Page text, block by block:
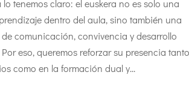
tenemos claro: el euskera no es solo una
dentro del aula, sino también una
comunicación, convivencia y desarrollo
eso, queremos reforzar su presencia tanto
como en la formación dual y...